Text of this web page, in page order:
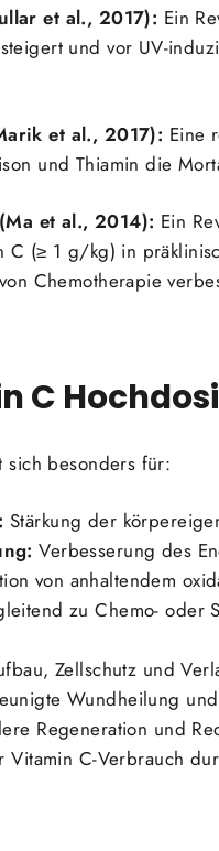
et al., 2017): Ein
und vor UV-
et al., 2017): Eine
und Thiamin die
et al., 2014): Ein
C (≥ 1 g/kg) in
Chemotherapie
C
sich besonders für:
Stärkung der
Verbesserung des
von anhaltendem
zu Chemo- oder
Zellschutz und
Wundheilung
Regeneration und
Vitamin C-Verbrauch